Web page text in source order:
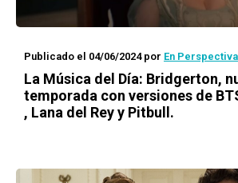
Publicado el 04/06/2024por En Perspectiva
La Música del Día: Bridgerton,
temporada con versiones de
, Lana del Rey y Pitbull.